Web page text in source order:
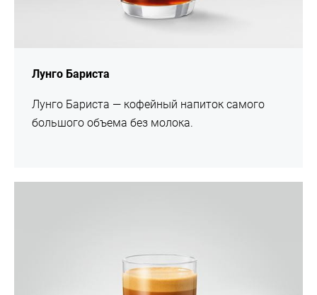
Лунго Бариста
Лунго Бариста — кофейный напиток самого
большого объема без молока.